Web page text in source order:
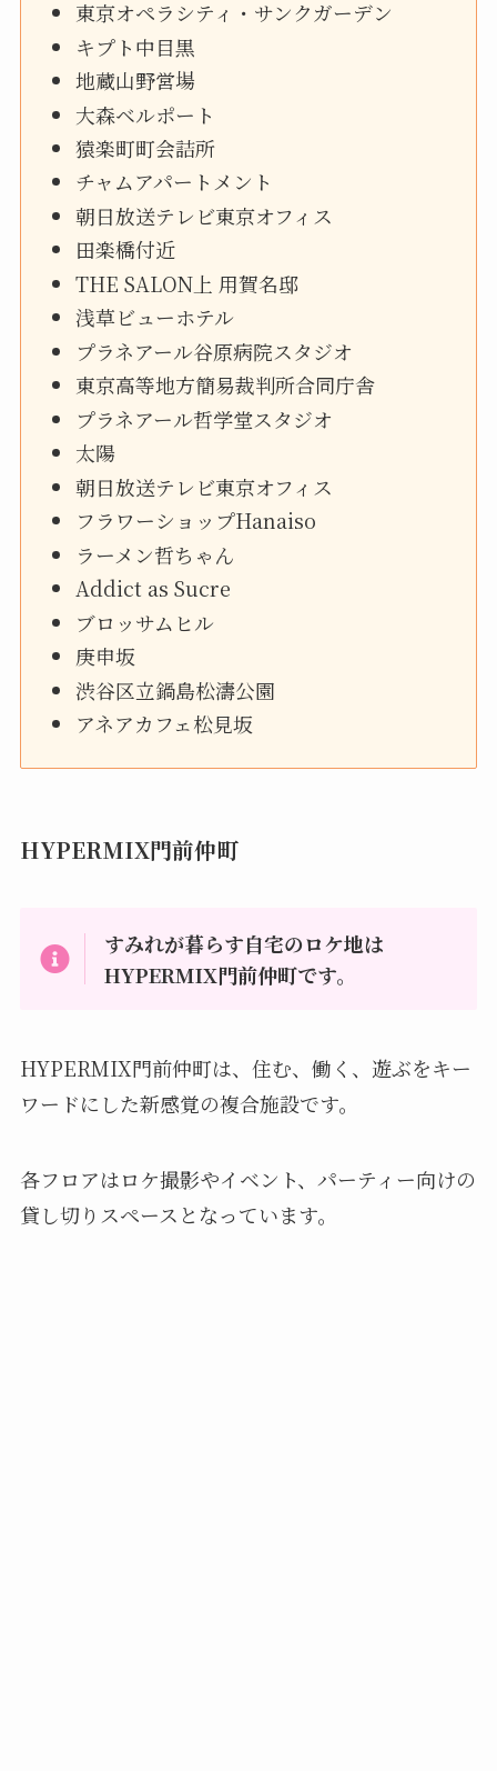
東京オペラシティ・サンクガーデン
キプト中目黒
地蔵山野営場
大森ベルポート
猿楽町町会詰所
チャムアパートメント
朝日放送テレビ東京オフィス
田楽橋付近
THE SALON上 用賀名邸
浅草ビューホテル
プラネアール谷原病院スタジオ
東京高等地方簡易裁判所合同庁舎
プラネアール哲学堂スタジオ
太陽
朝日放送テレビ東京オフィス
フラワーショップHanaiso
ラーメン哲ちゃん
Addict as Sucre
ブロッサムヒル
庚申坂
渋谷区立鍋島松濤公園
アネアカフェ松見坂
HYPERMIX門前仲町
すみれが暮らす自宅のロケ地は
HYPERMIX門前仲町です。
HYPERMIX門前仲町は、住む、働く、遊ぶをキー
ワードにした新感覚の複合施設です。
各フロアはロケ撮影やイベント、パーティー向けの
貸し切りスペースとなっています。